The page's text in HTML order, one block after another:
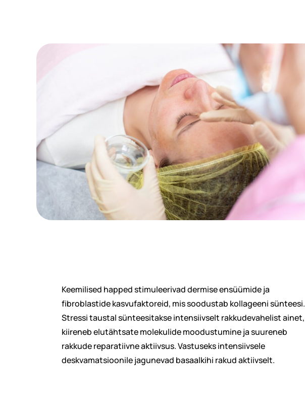
Keemilised happed stimuleerivad dermise ensüümide ja
fibroblastide kasvufaktoreid, mis soodustab kollageeni sünteesi.
Stressi taustal sünteesitakse intensiivselt rakkudevahelist ainet,
kiireneb elutähtsate molekulide moodustumine ja suureneb
rakkude reparatiivne aktiivsus. Vastuseks intensiivsele
deskvamatsioonile jagunevad basaalkihi rakud aktiivselt.